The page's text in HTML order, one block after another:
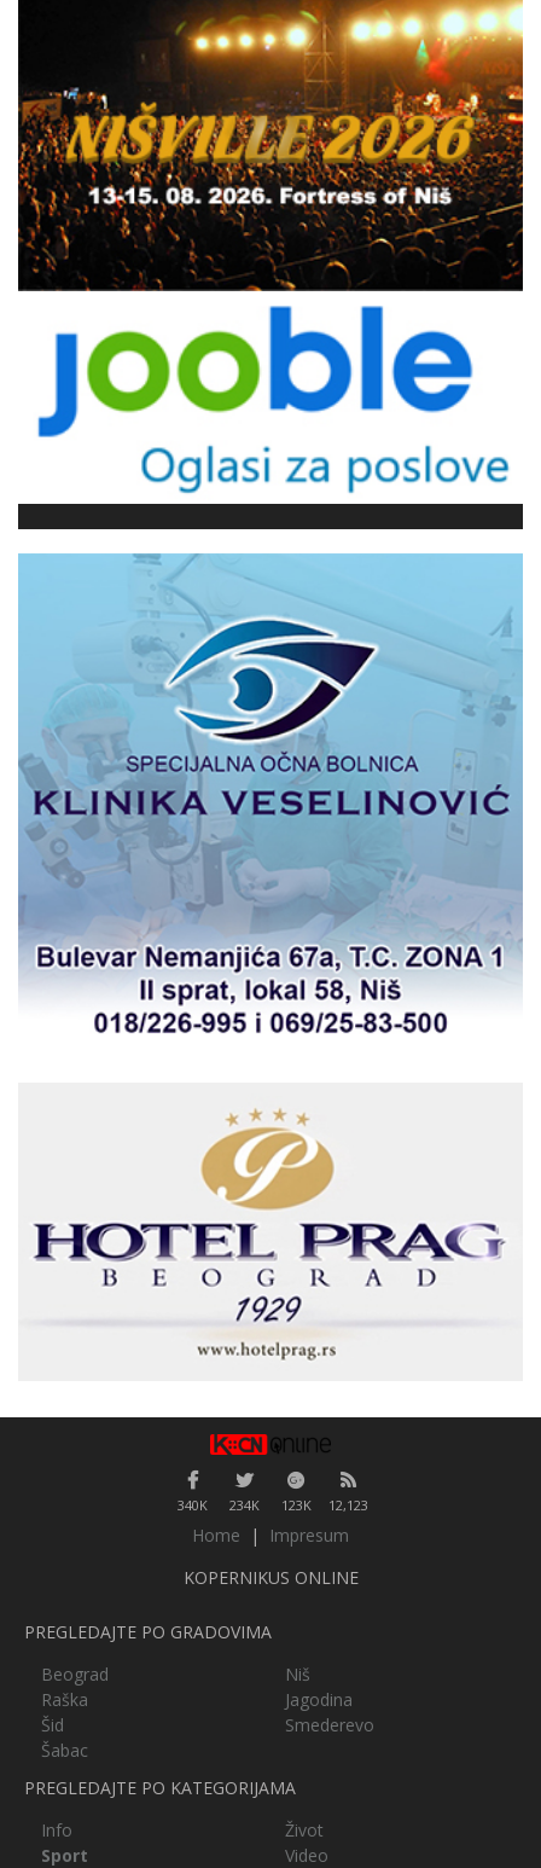
340K 234K 123K 12,123
Home |
Impresum
KOPERNIKUS ONLINE
PREGLEDAJTE PO GRADOVIMA
Beograd
Niš
Raška
Jagodina
Šid
Smederevo
Šabac
PREGLEDAJTE PO KATEGORIJAMA
Info
Život
Sport
Video